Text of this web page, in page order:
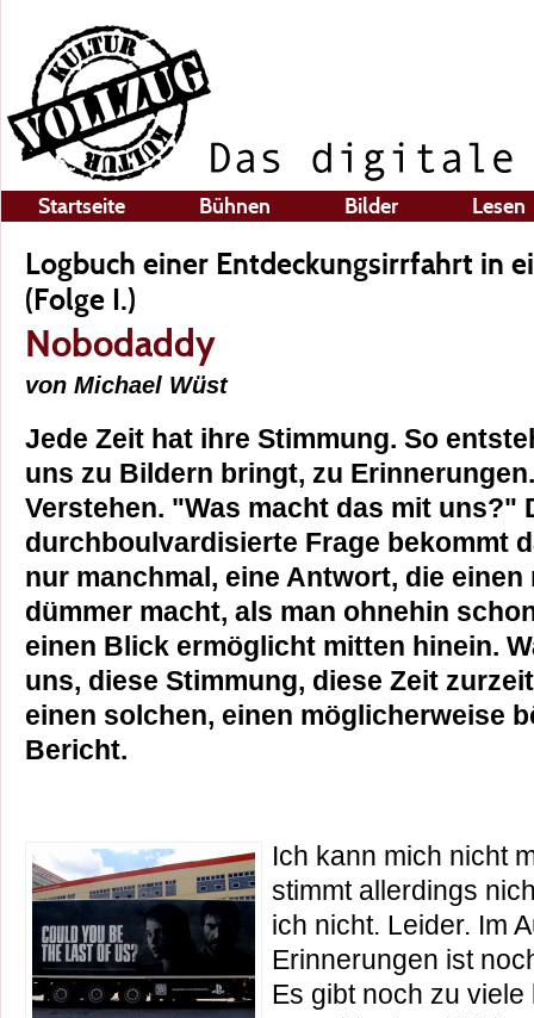
Startseite Bühnen Bilder Lesen
Logbuch einer Entdeckungsirrfahrt in
(Folge I.)
Nobodaddy
von Michael Wüst
Jede Zeit hat ihre Stimmung. So
uns zu Bildern bringt, zu
Verstehen. "Was macht das mit uns?"
durchboulvardisierte Frage bekommt
nur manchmal, eine Antwort, die
dümmer macht, als man ohnehin
einen Blick ermöglicht mitten hinein.
uns, diese Stimmung, diese Zeit
einen solchen, einen möglicherweise
Bericht.
Ich kann mich nicht
stimmt allerdings
ich nicht. Leider. Im
Erinnerungen ist
Es gibt noch zu